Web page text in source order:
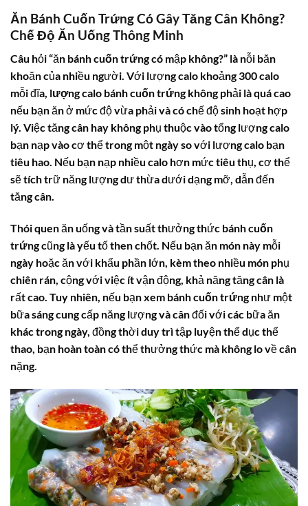
Ăn Bánh Cuốn Trứng Có Gây Tăng Cân Không?
Chế Độ Ăn Uống Thông Minh
Câu hỏi “ăn bánh cuốn trứngcó mập không?” là nỗi băn
khoăn của nhiều người. Với lượng calo khoảng 300 calo
mỗi đĩa, lượng calo bánh cuốn trứngkhông phải là quá cao
nếu bạn ăn ở mức độ vừa phải và có chế độ sinh hoạt hợp
lý. Việc tăng cân hay không phụ thuộc vào tổng lượng calo
bạn nạp vào cơ thể trong một ngày so với lượng calo bạn
tiêu hao. Nếu bạn nạp nhiều calo hơn mức tiêu thụ, cơ thể
sẽ tích trữ năng lượng dư thừa dưới dạng mỡ, dẫn đến
tăng cân.
Thói quen ăn uống và tần suất thưởng thức bánh cuốn
trứngcũng là yếu tố then chốt. Nếu bạn ăn món này mỗi
ngày hoặc ăn với khẩu phần lớn, kèm theo nhiều món phụ
chiên rán, cộng với việc ít vận động, khả năng tăng cân là
rất cao. Tuy nhiên, nếu bạn xem bánh cuốn trứngnhư một
bữa sáng cung cấp năng lượng và cân đối với các bữa ăn
khác trong ngày, đồng thời duy trì tập luyện thể dục thể
thao, bạn hoàn toàn có thể thưởng thức mà không lo về cân
nặng.